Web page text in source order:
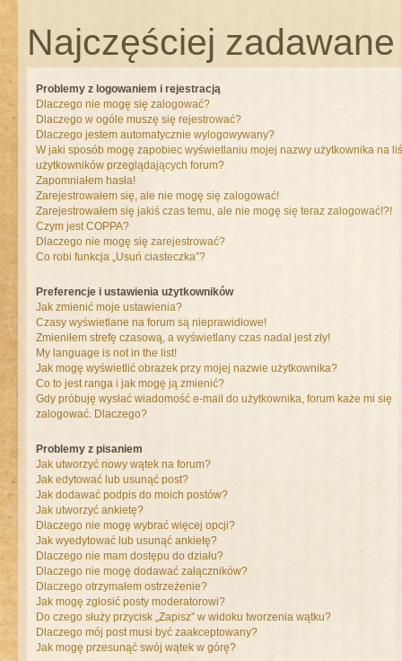
Najczęściej
Problemy z logowaniem i rejestracją
Dlaczego nie mogę się zalogować?
Dlaczego w ogóle muszę się rejestrować?
Dlaczego jestem automatycznie wylogowywany?
W jaki sposób mogę zapobiec wyświetlaniu mojej nazwy użytkownika na
użytkowników przeglądających forum?
Zapomniałem hasła!
Zarejestrowałem się, ale nie mogę się zalogować!
Zarejestrowałem się jakiś czas temu, ale nie mogę się teraz zalogować!?!
Czym jest COPPA?
Dlaczego nie mogę się zarejestrować?
Co robi funkcja „Usuń ciasteczka”?
Preferencje i ustawienia użytkowników
Jak zmienić moje ustawienia?
Czasy wyświetlane na forum są nieprawidłowe!
Zmieniłem strefę czasową, a wyświetlany czas nadal jest zły!
My language is not in the list!
Jak mogę wyświetlić obrazek przy mojej nazwie użytkownika?
Co to jest ranga i jak mogę ją zmienić?
Gdy próbuję wysłać wiadomość e-mail do użytkownika, forum każe mi się
zalogować. Dlaczego?
Problemy z pisaniem
Jak utworzyć nowy wątek na forum?
Jak edytować lub usunąć post?
Jak dodawać podpis do moich postów?
Jak utworzyć ankietę?
Dlaczego nie mogę wybrać więcej opcji?
Jak wyedytować lub usunąć ankietę?
Dlaczego nie mam dostępu do działu?
Dlaczego nie mogę dodawać załączników?
Dlaczego otrzymałem ostrzeżenie?
Jak mogę zgłosić posty moderatorowi?
Do czego służy przycisk „Zapisz” w widoku tworzenia wątku?
Dlaczego mój post musi być zaakceptowany?
Jak mogę przesunąć swój wątek w górę?